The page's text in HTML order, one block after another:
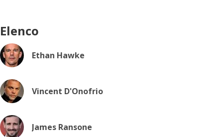
Elenco
Ethan Hawke
Vincent D'Onofrio
James Ransone